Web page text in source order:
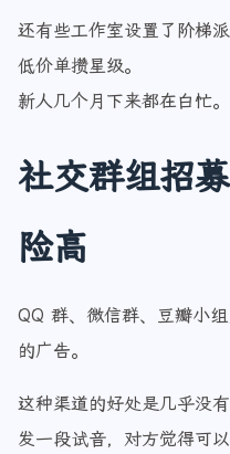
还有些工作室设置了阶梯
低价单攒星级。
新人几个月下来都在白忙。
社交群组招
险高
QQ 群、微信群、豆瓣小
的广告。
这种渠道的好处是几乎没有
发一段试音，对方觉得可以